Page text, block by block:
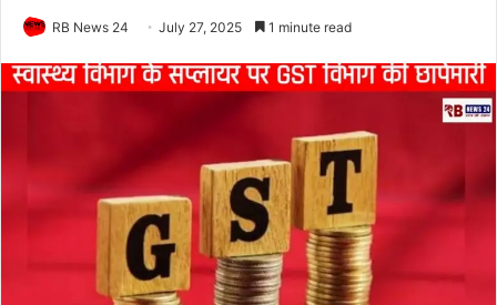
RB News 24 July 27, 2025 1 minute read